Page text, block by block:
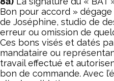
Bon pour accord »
de Joséphine, studio de
erreur ou omission de
Ces bons visés et datés
mandataire ou
travail effectué et
bon de commande. Avec